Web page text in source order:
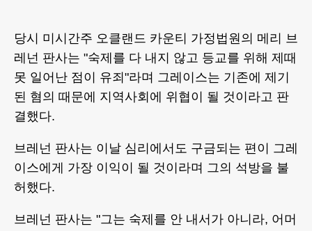
당시 미시간주 오클랜드 카운티 가정법원의 메리 브
레넌 판사는 "숙제를 다 내지 않고 등교를 위해 제때
못 일어난 점이 유죄"라며 그레이스는 기존에 제기
된 혐의 때문에 지역사회에 위협이 될 것이라고 판
결했다.
브레넌 판사는 이날 심리에서도 구금되는 편이 그레
이스에게 가장 이익이 될 것이라며 그의 석방을 불
허했다.
브레넌 판사는 "그는 숙제를 안 내서가 아니라, 어머